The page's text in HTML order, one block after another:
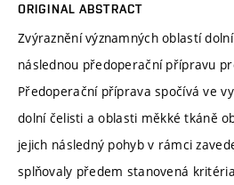
ORIGINAL ABSTRACT
Zvýraznění významných oblastí
následnou předoperační přípravu
Předoperační příprava spočívá ve
dolní čelisti a oblasti měkké tkáně
jejich následný pohyb v rámci
splňovaly předem stanovená